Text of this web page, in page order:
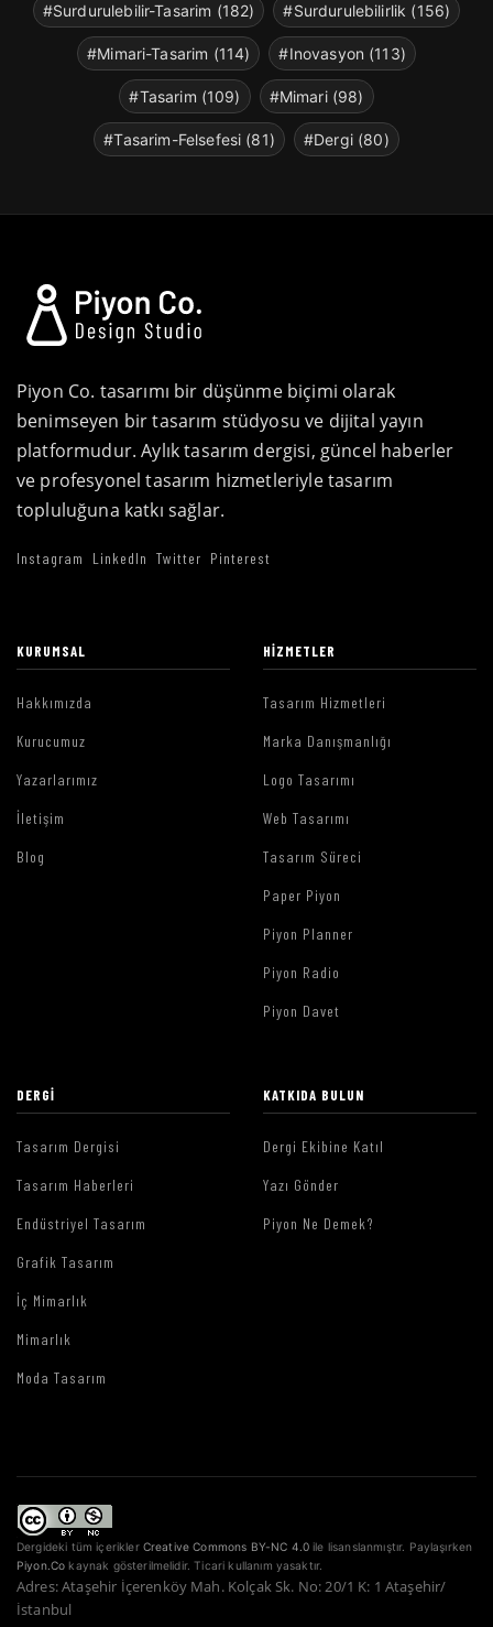
#Surdurulebilir-Tasarim (182) #Surdurulebilirlik (156)
#Mimari-Tasarim (114) #Inovasyon (113)
#Tasarim (109) #Mimari (98)
#Tasarim-Felsefesi (81) #Dergi (80)
Piyon Co. tasarımı bir düşünme biçimi olarak
benimseyen bir tasarım stüdyosu ve dijital yayın
platformudur. Aylık tasarım dergisi, güncel haberler
ve profesyonel tasarım hizmetleriyle tasarım
topluluğuna katkı sağlar.
Instagram LinkedIn Twitter Pinterest
KURUMSAL
Hakkımızda
Kurucumuz
Yazarlarımız
İletişim
Blog
HIZMETLER
Tasarım Hizmetleri
Marka Danışmanlığı
Logo Tasarımı
Web Tasarımı
Tasarım Süreci
Paper Piyon
Piyon Planner
Piyon Radio
Piyon Davet
DERGI
Tasarım Dergisi
Tasarım Haberleri
Endüstriyel Tasarım
Grafik Tasarım
İç Mimarlık
Mimarlık
Moda Tasarım
KATKIDA BULUN
Dergi Ekibine Katıl
Yazı Gönder
Piyon Ne Demek?
Dergideki tüm içerikler Creative Commons BY-NC 4.0 ile lisanslanmıştır. Paylaşırken
Piyon.Co kaynak gösterilmelidir. Ticari kullanım yasaktır.
Adres: Ataşehir İçerenköy Mah. Kolçak Sk. No: 20/1 K: 1 Ataşehir/
İstanbul